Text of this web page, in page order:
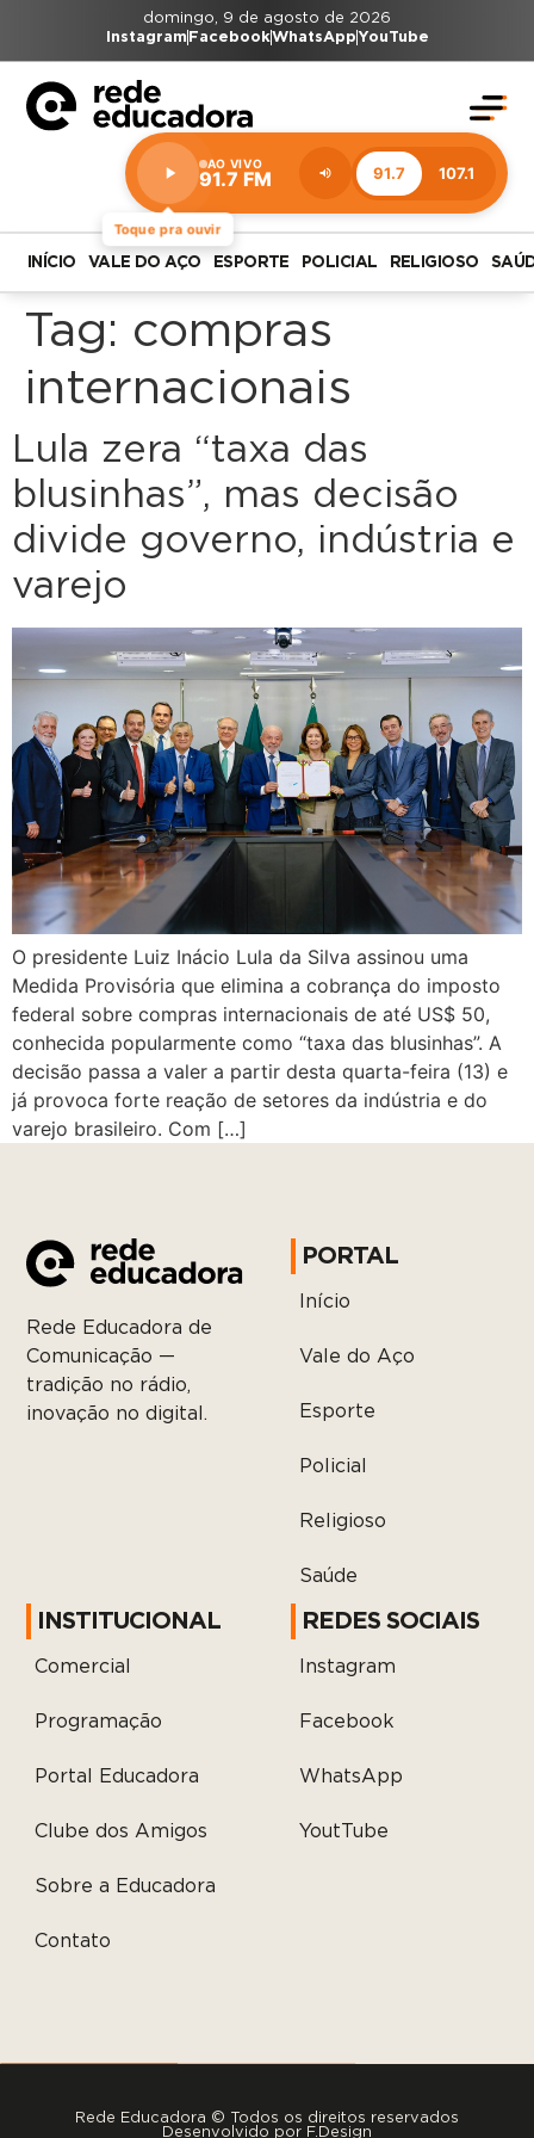
domingo, 9 de agosto de 2026
Instagram FacebookWhatsAppYouTube
Toque pra ouvir
AO VIVO
91.7 FM 91.7 107.1
Estação:
91.7
FM
INÍCIO VALE DO AÇO ESPORTE POLICIAL RELIGIOSO
Tag: compras
internacionais
Lula zera “taxa das
blusinhas”, mas decisão
divide governo, indústria e
varejo
O presidente Luiz Inácio Lula da Silva assinou uma
Medida Provisória que elimina a cobrança do imposto
federal sobre compras internacionais de até US$ 50,
conhecida popularmente como “taxa das blusinhas”. A
decisão passa a valer a partir desta quarta-feira (13) e
já provoca forte reação de setores da indústria e do
varejo brasileiro. Com […]
Rede Educadora de
Comunicação —
tradição no rádio,
inovação no digital.
PORTAL
Início
Vale do Aço
Esporte
Policial
Religioso
Saúde
INSTITUCIONAL
Comercial
Programação
Portal Educadora
Clube dos Amigos
Sobre a Educadora
Contato
REDES SOCIAIS
Instagram
Facebook
WhatsApp
YoutTube
Rede Educadora © Todos os direitos reservados
Desenvolvido por F.Design